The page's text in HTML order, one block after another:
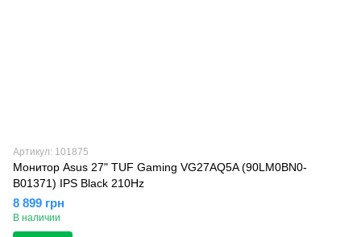
Артикул: 101875
Монитор Asus 27" TUF Gaming VG27AQ5A (90LM0BN0-
B01371) IPS Black 210Hz
8 899 грн
В наличии